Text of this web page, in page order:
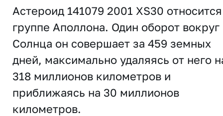
Астероид 141079 2001 XS30
группе Аполлона. Один оборот вокруг
Солнца он совершает за 459 земных
дней, максимально удаляясь от него
318 миллионов километров и
приближаясь на 30 миллионов
километров.